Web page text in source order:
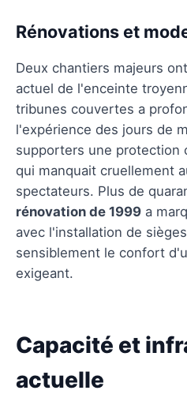
Rénovations et
Deux chantiers majeurs
actuel de l'enceinte
tribunes couvertes a
l'expérience des jours de
supporters une protection
qui manquait cruellement
spectateurs. Plus de
rénovation de 1999 a
avec l'installation de
sensiblement le confort
exigeant.
Capacité et
actuelle